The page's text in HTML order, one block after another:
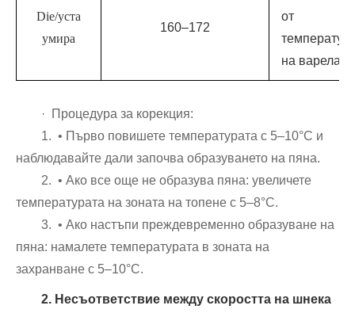
Die/уста
умира
160–172
от
на варела
· Процедура за корекция:
1. • Първо повишете температурата с 5–10°C и
наблюдавайте дали започва образуването на пяна.
2. • Ако все още не образува пяна: увеличете
температурата на зоната на топене с 5–8°C.
3. • Ако настъпи преждевременно образуване на
пяна: намалете температурата в зоната на
захранване с 5–10°C.
2. Несъответствие между скоростта на шнека